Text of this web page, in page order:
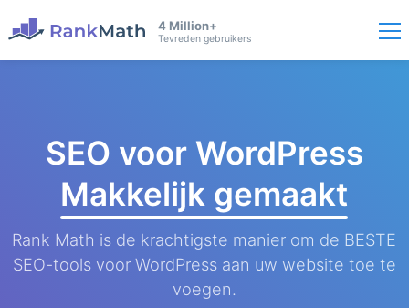
4 Million+
Tevreden gebruikers
SEO voor WordPress
Makkelijk gemaakt
Rank Math is de krachtigste manier om de BESTE
SEO-tools voor WordPress aan uw website toe te
voegen.